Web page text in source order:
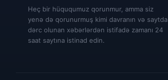
Heç bir hüququmuz qorunmur, amma siz
yenə də qorunurmuş kimi davranın və saytda
dərc olunan xəbərlərdən istifadə zamanı 24
saat saytına istinad edin.